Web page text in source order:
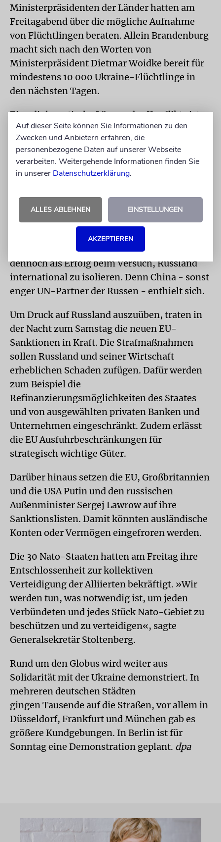
Ministerpräsidenten der Länder hatten am
Freitagabend über die mögliche Aufnahme
von Flüchtlingen beraten. Allein Brandenburg
macht sich nach den Worten von
Ministerpräsident Dietmar Woidke bereit für
mindestens 10 000 Ukraine-Flüchtlinge in
den nächsten Tagen.
Eine diplomatische Lösung des Konflikts ist
nicht in Sicht. Putin hat bereits deutlich
gemacht, dass er die Führung um Selenskyj
stürzen will. Der ukrainische Präsident sieht
sich als Feind Nummer eins des russischen
Eine gegen den russischen Angriff gerichtete
Resolution im UN-Sicherheitsrat scheiterte
wie erwartet am Veto Moskaus. Westliche
Diplomaten werteten die Abstimmung
dennoch als Erfolg beim Versuch, Russland
international zu isolieren. Denn China - sonst
enger UN-Partner der Russen - enthielt sich.
Um Druck auf Russland auszuüben, traten in
der Nacht zum Samstag die neuen EU-
Sanktionen in Kraft. Die Strafmaßnahmen
sollen Russland und seiner Wirtschaft
erheblichen Schaden zufügen. Dafür werden
zum Beispiel die
Refinanzierungsmöglichkeiten des Staates
und von ausgewählten privaten Banken und
Unternehmen eingeschränkt. Zudem erlässt
die EU Ausfuhrbeschränkungen für
strategisch wichtige Güter.
Darüber hinaus setzen die EU, Großbritannien
und die USA Putin und den russischen
Außenminister Sergej Lawrow auf ihre
Sanktionslisten. Damit könnten ausländische
Konten oder Vermögen eingefroren werden.
Die 30 Nato-Staaten hatten am Freitag ihre
Entschlossenheit zur kollektiven
Verteidigung der Alliierten bekräftigt. »Wir
werden tun, was notwendig ist, um jeden
Verbündeten und jedes Stück Nato-Gebiet zu
beschützen und zu verteidigen«, sagte
Generalsekretär Stoltenberg.
Rund um den Globus wird weiter aus
Solidarität mit der Ukraine demonstriert. In
mehreren deutschen Städten
gingen Tausende auf die Straßen, vor allem in
Düsseldorf, Frankfurt und München gab es
größere Kundgebungen. In Berlin ist für
Sonntag eine Demonstration geplant. dpa
Auf dieser Seite können Sie Informationen zu den
Zwecken und Anbietern erfahren, die
personenbezogene Daten auf unserer Webseite
verarbeiten. Weitergehende Informationen finden Sie
in unserer Datenschutzerklärung.
ALLES ABLEHNEN EINSTELLUNGEN
AKZEPTIEREN